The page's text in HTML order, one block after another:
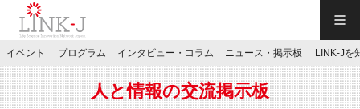
JP／EN
イベント プログラム インタビュー・コラム ニュース・掲示板 LINK-Jを
人と情報の交流掲示板